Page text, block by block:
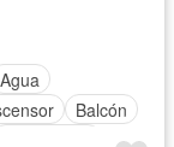
Agua
Balcón